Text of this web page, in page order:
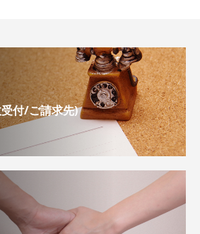
付/ご請求先)